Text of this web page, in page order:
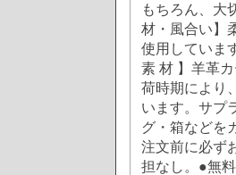
もちろん、大
材・風合い】
使用していま
素 材 】羊革
荷時期により
います。サプ
グ・箱などを
注文前に必ず
担なし。●無